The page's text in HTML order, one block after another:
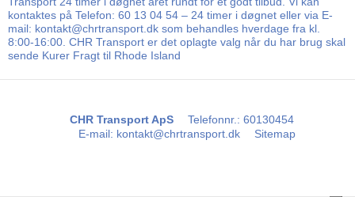
kontaktes på Telefon: 60 13 04 54 – 24 timer i døgnet eller via E-
mail: kontakt@chrtransport.dk som behandles hverdage fra kl.
8:00-16:00. CHR Transport er det oplagte valg når du har brug skal
sende Kurer Fragt til Rhode Island
CHR Transport ApS Telefonnr.: 60130454
E-mail: kontakt@chrtransport.dk Sitemap